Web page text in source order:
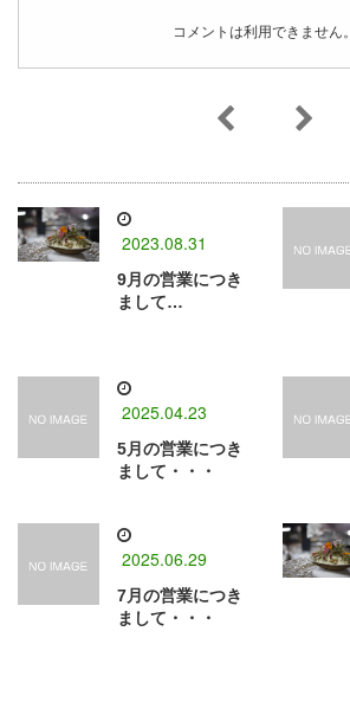
コメントは利用できません。
2023.08.31
9月の営業につき
まして…
2025.04.23
5月の営業につき
まして・・・
2025.06.29
7月の営業につき
まして・・・